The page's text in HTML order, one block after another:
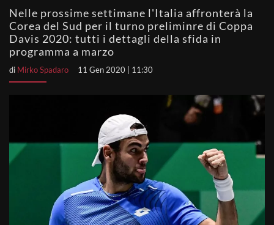
Nelle prossime settimane l'Italia affronterà la
Corea del Sud per il turno preliminre di Coppa
Davis 2020: tutti i dettagli della sfida in
programma a marzo
di Mirko Spadaro 11 Gen 2020 | 11:30